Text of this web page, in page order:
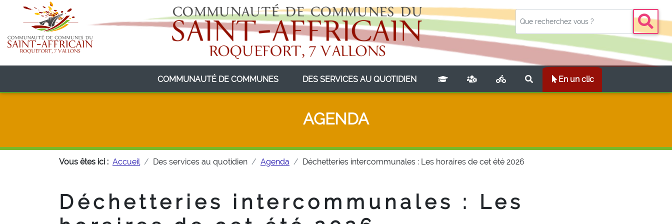
COMMUNAUTÉ DE COMMUNES(CURRENT)DES SERVICES AU QUOTIDIEN(CURRENT) En un clic
AGENDA
Vous êtes ici : Accueil Des services au quotidien Agenda Déchetteries intercommunales : Les horaires de cet été 2026
Déchetteries intercommunales : Les